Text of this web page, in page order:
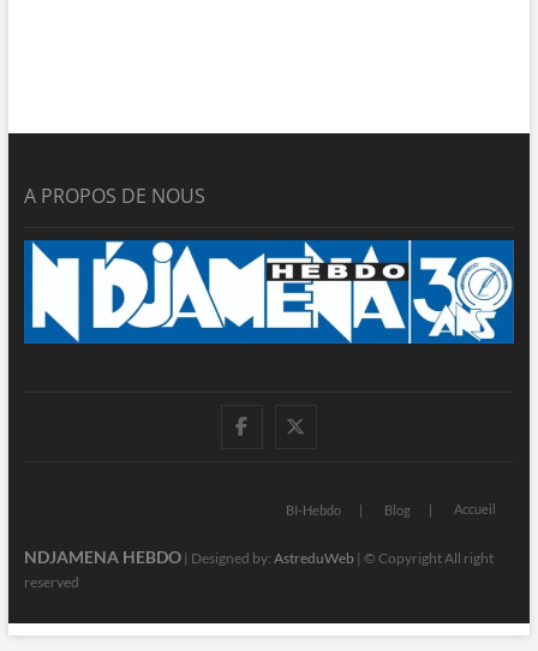
A PROPOS DE NOUS
facebook
BI-Hebdo Blog Accueil
NDJAMENA HEBDO| Designed by: AstreduWeb | © Copyright All right
reserved